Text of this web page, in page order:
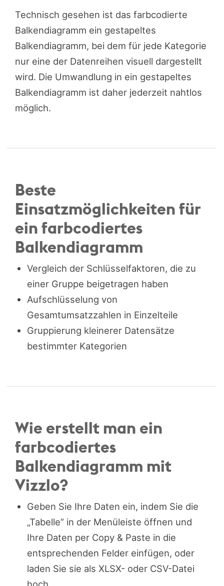
Technisch gesehen ist das farbcodierte
Balkendiagramm ein gestapeltes
Balkendiagramm, bei dem für jede Kategorie
nur eine der Datenreihen visuell dargestellt
wird. Die Umwandlung in ein gestapeltes
Balkendiagramm ist daher jederzeit nahtlos
möglich.
Beste
Einsatzmöglichkeiten für
ein farbcodiertes
Balkendiagramm
Vergleich der Schlüsselfaktoren, die zu
einer Gruppe beigetragen haben
Aufschlüsselung von
Gesamtumsatzzahlen in Einzelteile
Gruppierung kleinerer Datensätze
bestimmter Kategorien
Wie erstellt man ein
farbcodiertes
Balkendiagramm mit
Vizzlo?
Geben Sie Ihre Daten ein, indem Sie die
„Tabelle” in der Menüleiste öffnen und
Ihre Daten per Copy & Paste in die
entsprechenden Felder einfügen, oder
laden Sie sie als XLSX- oder CSV-Datei